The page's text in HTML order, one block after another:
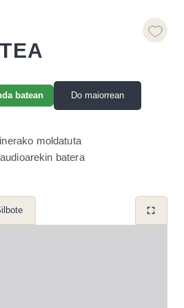
batean Do maiorrean
moldatuta
batera